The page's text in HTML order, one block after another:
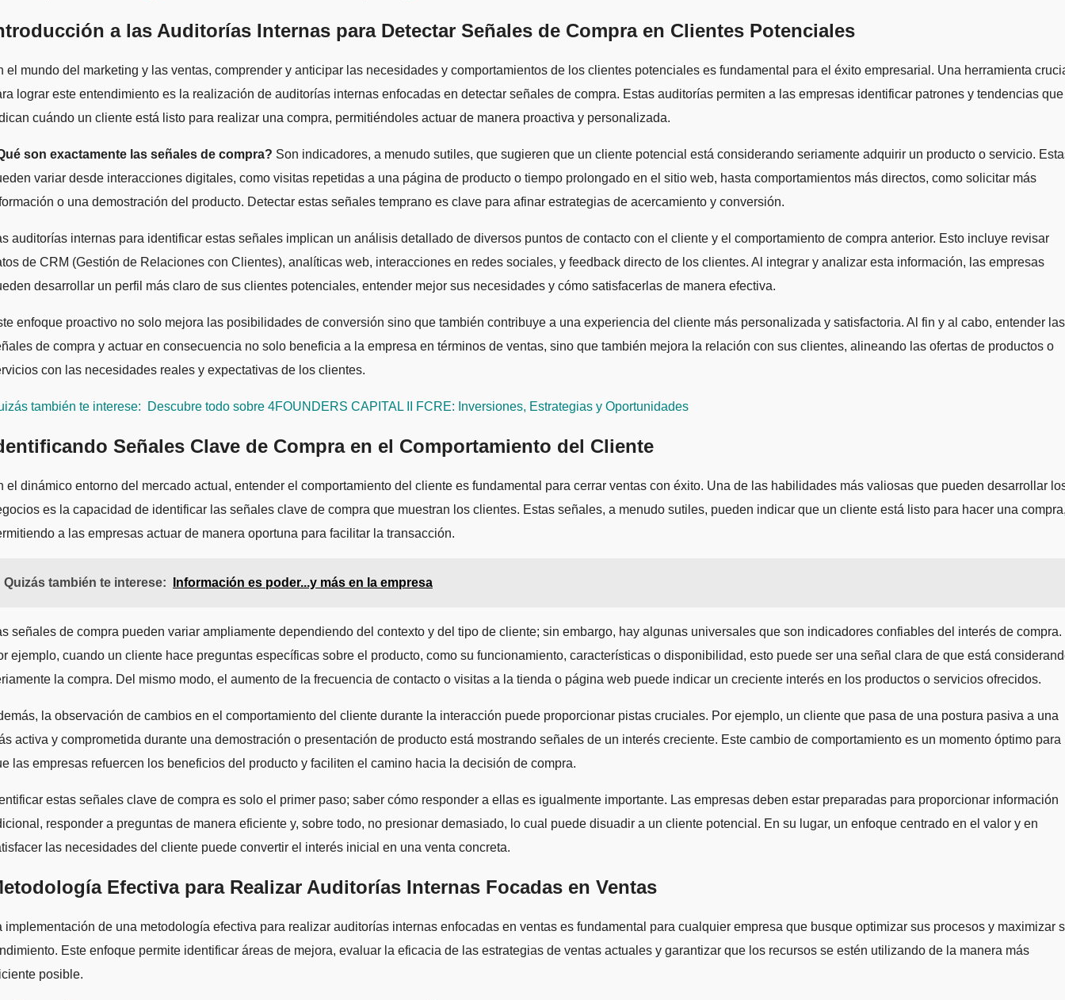
a las Auditorías Internas para Detectar Señales de Compra en Clientes Potenciales
lograr este entendimiento es la realización de auditorías internas enfocadas en detectar señales de compra. Estas auditorías permiten a las empresas identificar patrones y tendencias que
cuándo un cliente está listo para realizar una compra, permitiéndoles actuar de manera proactiva y personalizada.
son exactamente las señales de compra? Son indicadores, a menudo sutiles, que sugieren que un cliente potencial está considerando seriamente adquirir un producto o servicio.
variar desde interacciones digitales, como visitas repetidas a una página de producto o tiempo prolongado en el sitio web, hasta comportamientos más directos, como solicitar más
o una demostración del producto. Detectar estas señales temprano es clave para afinar estrategias de acercamiento y conversión.
auditorías internas para identificar estas señales implican un análisis detallado de diversos puntos de contacto con el cliente y el comportamiento de compra anterior. Esto incluye revisar
de CRM (Gestión de Relaciones con Clientes), analíticas web, interacciones en redes sociales, y feedback directo de los clientes. Al integrar y analizar esta información, las empresas
desarrollar un perfil más claro de sus clientes potenciales, entender mejor sus necesidades y cómo satisfacerlas de manera efectiva.
enfoque proactivo no solo mejora las posibilidades de conversión sino que también contribuye a una experiencia del cliente más personalizada y satisfactoria. Al fin y al cabo, entender las
de compra y actuar en consecuencia no solo beneficia a la empresa en términos de ventas, sino que también mejora la relación con sus clientes, alineando las ofertas de productos o
con las necesidades reales y expectativas de los clientes.
también te interese: Descubre todo sobre 4FOUNDERS CAPITAL II FCRE: Inversiones, Estrategias y Oportunidades
Señales Clave de Compra en el Comportamiento del Cliente
el dinámico entorno del mercado actual, entender el comportamiento del cliente es fundamental para cerrar ventas con éxito. Una de las habilidades más valiosas que pueden desarrollar
es la capacidad de identificar las señales clave de compra que muestran los clientes. Estas señales, a menudo sutiles, pueden indicar que un cliente está listo para hacer una
a las empresas actuar de manera oportuna para facilitar la transacción.
Quizás también te interese: Información es poder...y más en la empresa
señales de compra pueden variar ampliamente dependiendo del contexto y del tipo de cliente; sin embargo, hay algunas universales que son indicadores confiables del interés de compra.
ejemplo, cuando un cliente hace preguntas específicas sobre el producto, como su funcionamiento, características o disponibilidad, esto puede ser una señal clara de que está
la compra. Del mismo modo, el aumento de la frecuencia de contacto o visitas a la tienda o página web puede indicar un creciente interés en los productos o servicios ofrecidos.
la observación de cambios en el comportamiento del cliente durante la interacción puede proporcionar pistas cruciales. Por ejemplo, un cliente que pasa de una postura pasiva a una
activa y comprometida durante una demostración o presentación de producto está mostrando señales de un interés creciente. Este cambio de comportamiento es un momento óptimo para
las empresas refuercen los beneficios del producto y faciliten el camino hacia la decisión de compra.
estas señales clave de compra es solo el primer paso; saber cómo responder a ellas es igualmente importante. Las empresas deben estar preparadas para proporcionar información
responder a preguntas de manera eficiente y, sobre todo, no presionar demasiado, lo cual puede disuadir a un cliente potencial. En su lugar, un enfoque centrado en el valor y en
las necesidades del cliente puede convertir el interés inicial en una venta concreta.
Efectiva para Realizar Auditorías Internas Focadas en Ventas
implementación de una metodología efectiva para realizar auditorías internas enfocadas en ventas es fundamental para cualquier empresa que busque optimizar sus procesos y maximizar
Este enfoque permite identificar áreas de mejora, evaluar la eficacia de las estrategias de ventas actuales y garantizar que los recursos se estén utilizando de la manera más
posible.